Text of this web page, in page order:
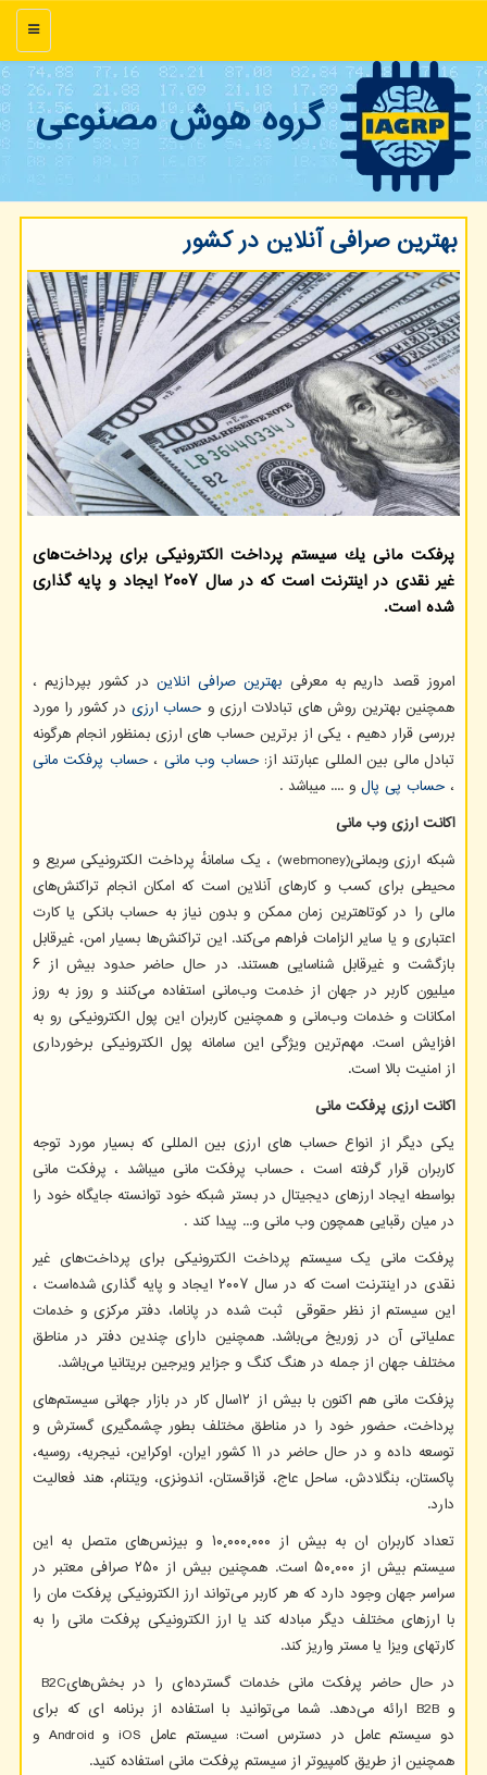
منو
گروه هوش مصنوعی
بهترین صرافی آنلاین در كشور
پرفكت مانی یك سیستم پرداخت الكترونیكی برای پرداخت‌های
غیر نقدی در اینترنت است كه در سال ۲۰۰۷ ایجاد و پایه گذاری
شده است.
امروز قصد داریم به معرفی بهترین صرافی انلایندر کشور بپردازیم ،
همچنین بهترین روش های تبادلات ارزی و حساب ارزیدر کشور را مورد
بررسی قرار دهیم ، یکی از برترین حساب های ارزی بمنظور انجام هرگونه
تبادل مالی بین المللی عبارتند از:حساب وب مانی ،حساب پرفکت مانی
، حساب پی پال و .... میباشد .
اکانت ارزی وب مانی
شبکه ارزی وبمانی(webmoney) ، یک سامانهٔ پرداخت الکترونیکی سریع و
محیطی برای کسب و کارهای آنلاین است که امکان انجام تراکنش‌های
مالی را در کوتاهترین زمان ممکن و بدون نیاز به حساب بانکی یا کارت
اعتباری و یا سایر الزامات فراهم می‌کند. این تراکنش‌ها بسیار امن، غیرقابل
بازگشت و غیرقابل شناسایی هستند. در حال حاضر حدود بیش از ۶
میلیون کاربر در جهان از خدمت وب‌مانی استفاده می‌کنند و روز به روز
امکانات و خدمات وب‌مانی و همچنین کاربران این پول الکترونیکی رو به
افزایش است. مهم‌ترین ویژگی این سامانه پول الکترونیکی برخورداری
از امنیت بالا است.
اکانت ارزی پرفکت مانی
یکی دیگر از انواع حساب های ارزی بین المللی که بسیار مورد توجه
کاربران قرار گرفته است ، حساب پرفکت مانی میباشد ، پرفکت مانی
بواسطه ایجاد ارزهای دیجیتال در بستر شبکه خود توانسته جایگاه خود را
در میان رقبایی همچون وب مانی و... پیدا کند .
پرفکت مانی یک سیستم پرداخت الکترونیکی برای پرداخت‌های غیر
نقدی در اینترنت است که در سال ۲۰۰۷ ایجاد و پایه گذاری شده‌است ،
این سیستم از نظر حقوقی ثبت شده در پاناما، دفتر مرکزی و خدمات
عملیاتی آن در زوریخ می‌باشد. همچنین دارای چندین دفتر در مناطق
مختلف جهان از جمله در هنگ کنگ و جزایر ویرجین بریتانیا می‌باشد.
پزفکت مانی هم اکنون با بیش از ۱۲سال کار در بازار جهانی سیستم‌های
پرداخت، حضور خود را در مناطق مختلف بطور چشمگیری گسترش و
توسعه داده و در حال حاضر در ۱۱ کشور ایران، اوکراین، نیجریه، روسیه،
پاکستان، بنگلادش، ساحل عاج، قزاقستان، اندونزی، ویتنام، هند فعالیت
دارد.
تعداد کاربران ان به بیش از ۱۰٬۰۰۰٬۰۰۰ و بیزنس‌های متصل به این
سیستم بیش از ۵۰٬۰۰۰ است. همچنین بیش از ۲۵۰ صرافی معتبر در
سراسر جهان وجود دارد که هر کاربر می‌تواند ارز الکترونیکی پرفکت مان را
با ارزهای مختلف دیگر مبادله کند یا ارز الکترونیکی پرفکت مانی را به
کارتهای ویزا یا مستر واریز کند.
در حال حاضر پرفکت مانی خدمات گسترده‌ای را در بخش‌هایB2C
و B2B ارائه می‌دهد. شما می‌توانید با استفاده از برنامه ای که برای
دو سیستم عامل در دسترس است: سیستم عامل iOS و Android و
همچنین از طریق کامپیوتر از سیستم پرفکت مانی استفاده کنید.